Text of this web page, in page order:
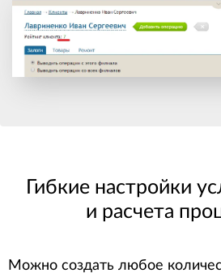
Гибкие настройки
и расчета
Можно создать любое